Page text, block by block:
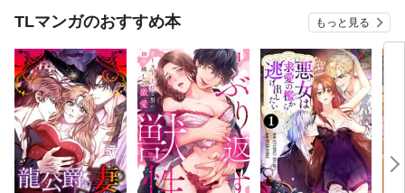
TLマンガのおすすめ本 もっと見る